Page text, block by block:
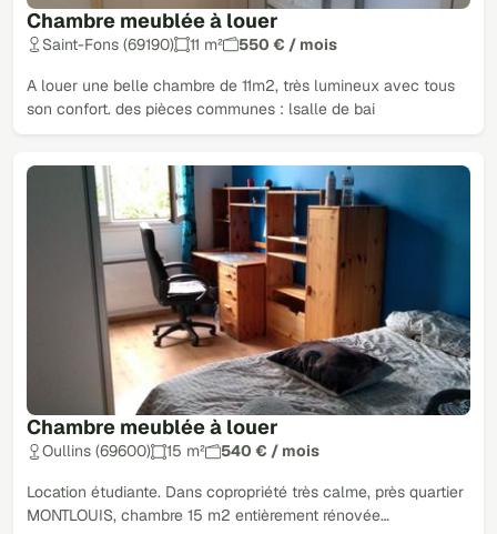
Chambre meublée à louer
Saint-Fons (69190) 11 m² 550 € / mois
A louer une belle chambre de 11m2, très lumineux avec tous
son confort. des pièces communes : lsalle de bai
Chambre meublée à louer
Oullins (69600) 15 m² 540 € / mois
Location étudiante. Dans copropriété très calme, près quartier
MONTLOUIS, chambre 15 m2 entièrement rénovée…